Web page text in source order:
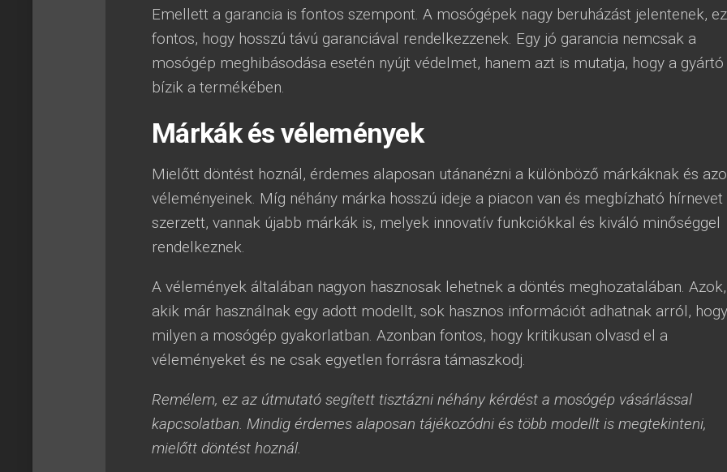
Emellett a garancia is fontos szempont. A mosógépek nagy beruházást jelentenek,
fontos, hogy hosszú távú garanciával rendelkezzenek. Egy jó garancia nemcsak a
mosógép meghibásodása esetén nyújt védelmet, hanem azt is mutatja, hogy a gyártó
bízik a termékében.
Márkák és vélemények
Mielőtt döntést hoznál, érdemes alaposan utánanézni a különböző márkáknak és
véleményeinek. Míg néhány márka hosszú ideje a piacon van és megbízható hírnevet
szerzett, vannak újabb márkák is, melyek innovatív funkciókkal és kiváló minőséggel
rendelkeznek.
A vélemények általában nagyon hasznosak lehetnek a döntés meghozatalában. Azok,
akik már használnak egy adott modellt, sok hasznos információt adhatnak arról, hogy
milyen a mosógép gyakorlatban. Azonban fontos, hogy kritikusan olvasd el a
véleményeket és ne csak egyetlen forrásra támaszkodj.
Remélem, ez az útmutató segített tisztázni néhány kérdést a mosógép vásárlással
kapcsolatban. Mindig érdemes alaposan tájékozódni és több modellt is megtekinteni,
mielőtt döntést hoznál.